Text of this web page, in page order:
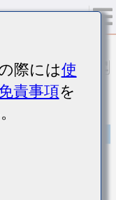
)]
際には使
責事項を